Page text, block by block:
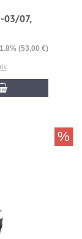
03/07,
(53,00 €)
%